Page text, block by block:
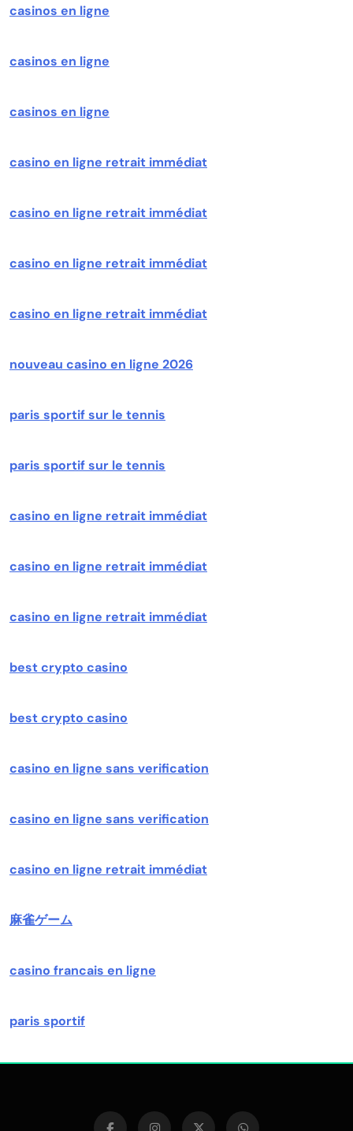
casinos en ligne
casinos en ligne
casinos en ligne
casino en ligne retrait immédiat
casino en ligne retrait immédiat
casino en ligne retrait immédiat
casino en ligne retrait immédiat
nouveau casino en ligne 2026
paris sportif sur le tennis
paris sportif sur le tennis
casino en ligne retrait immédiat
casino en ligne retrait immédiat
casino en ligne retrait immédiat
best crypto casino
best crypto casino
casino en ligne sans verification
casino en ligne sans verification
casino en ligne retrait immédiat
麻雀ゲーム
casino francais en ligne
paris sportif